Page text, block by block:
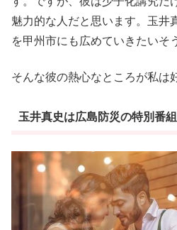
魅力的な人だと思います。玉井
を甲州市にも広めていきたいそ
そんな彼の熱心なところが私は
玉井真史は広島防災の特別番